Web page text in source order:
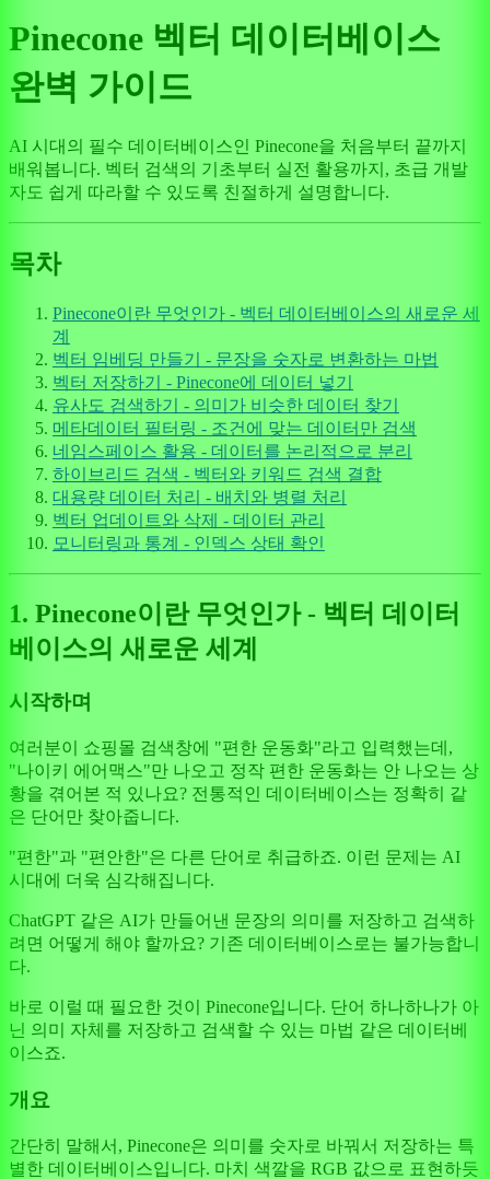
Pinecone 벡터 데이터베이스
완벽 가이드
AI 시대의 필수 데이터베이스인 Pinecone을 처음부터 끝까지
배워봅니다. 벡터 검색의 기초부터 실전 활용까지, 초급 개발
자도 쉽게 따라할 수 있도록 친절하게 설명합니다.
목차
Pinecone이란 무엇인가 - 벡터 데이터베이스의 새로운 세
계
벡터 임베딩 만들기 - 문장을 숫자로 변환하는 마법
벡터 저장하기 - Pinecone에 데이터 넣기
유사도 검색하기 - 의미가 비슷한 데이터 찾기
메타데이터 필터링 - 조건에 맞는 데이터만 검색
네임스페이스 활용 - 데이터를 논리적으로 분리
하이브리드 검색 - 벡터와 키워드 검색 결합
대용량 데이터 처리 - 배치와 병렬 처리
벡터 업데이트와 삭제 - 데이터 관리
모니터링과 통계 - 인덱스 상태 확인
1. Pinecone이란 무엇인가 - 벡터 데이터
베이스의 새로운 세계
시작하며
여러분이 쇼핑몰 검색창에 "편한 운동화"라고 입력했는데,
"나이키 에어맥스"만 나오고 정작 편한 운동화는 안 나오는 상
황을 겪어본 적 있나요? 전통적인 데이터베이스는 정확히 같
은 단어만 찾아줍니다.
"편한"과 "편안한"은 다른 단어로 취급하죠. 이런 문제는 AI
시대에 더욱 심각해집니다.
ChatGPT 같은 AI가 만들어낸 문장의 의미를 저장하고 검색하
려면 어떻게 해야 할까요? 기존 데이터베이스로는 불가능합니
다.
바로 이럴 때 필요한 것이 Pinecone입니다. 단어 하나하나가 아
닌 의미 자체를 저장하고 검색할 수 있는 마법 같은 데이터베
이스죠.
개요
간단히 말해서, Pinecone은 의미를 숫자로 바꿔서 저장하는 특
별한 데이터베이스입니다. 마치 색깔을 RGB 값으로 표현하듯